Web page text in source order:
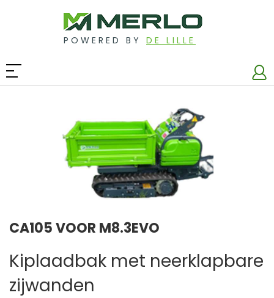
POWERED BY DE LILLE
CA105 VOOR M8.3EVO
Kiplaadbak met neerklapbare
zijwanden